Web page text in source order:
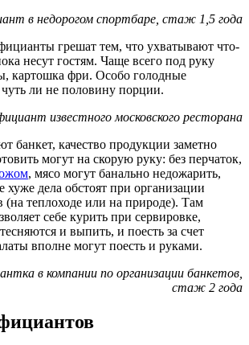
в недорогом спортбаре, стаж 1,5 года
грешат тем, что ухватывают что-
несут гостям. Чаще всего под руку
картошка фри. Особо голодные
чуть ли не половину порции.
известного московского ресторана
банкет, качество продукции заметно
могут на скорую руку: без перчаток,
, мясо могут банально недожарить,
хуже дела обстоят при организации
(на теплоходе или на природе). Там
себе курить при сервировке,
и выпить, и поесть за счет
вполне могут поесть и руками.
в компании по организации банкетов,
стаж 2 года